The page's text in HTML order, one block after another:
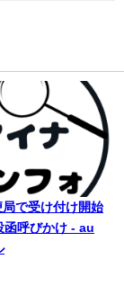
で受け付け開始
函呼びかけ - au